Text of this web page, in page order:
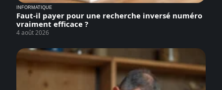
INFORMATIQUE
Faut-il payer pour une recherche inversé numéro
vraiment efficace ?
4 août 2026